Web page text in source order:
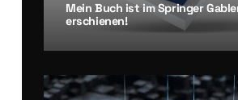
Mein Buch ist im Sprin­ger
erschie­nen!